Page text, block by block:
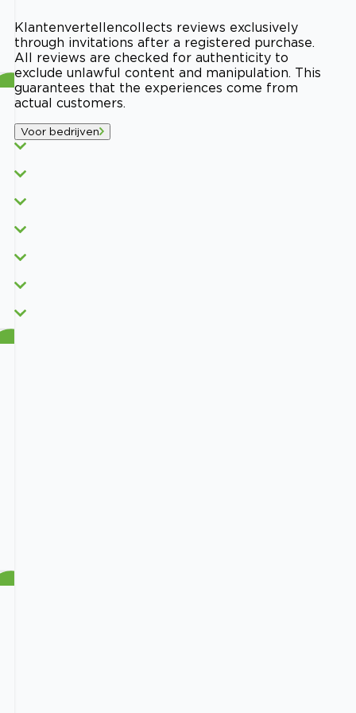
Klantenvertellencollects reviews exclusively
through invitations after a registered purchase.
All reviews are checked for authenticity to
exclude unlawful content and manipulation. This
guarantees that the experiences come from
actual customers.
Voor bedrijven